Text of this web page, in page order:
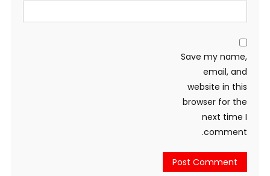
Save my name,
email, and
website in this
browser for the
next time I
comment.